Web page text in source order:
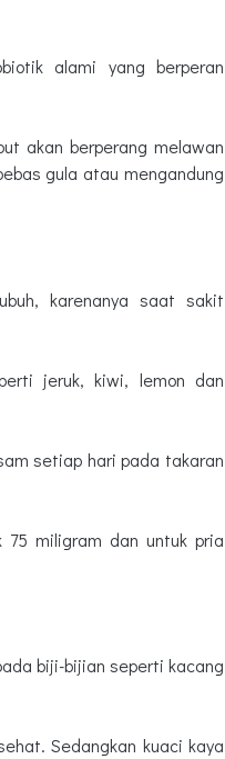
alami yang berperan
akan berperang melawan
gula atau mengandung
karenanya saat sakit
jeruk, kiwi, lemon dan
setiap hari pada takaran
75 miligram dan untuk pria
biji-bijian seperti kacang
Sedangkan kuaci kaya